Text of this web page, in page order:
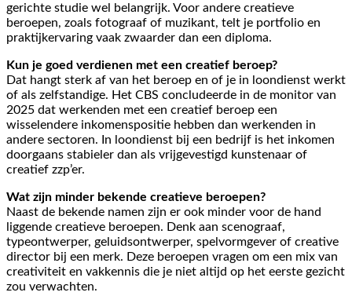
gerichte studie wel belangrijk. Voor andere creatieve
beroepen, zoals fotograaf of muzikant, telt je portfolio en
praktijkervaring vaak zwaarder dan een diploma.
Kun je goed verdienen met een creatief beroep?
Dat hangt sterk af van het beroep en of je in loondienst werkt
of als zelfstandige. Het CBS concludeerde in de monitor van
2025 dat werkenden met een creatief beroep een
wisselendere inkomenspositie hebben dan werkenden in
andere sectoren. In loondienst bij een bedrijf is het inkomen
doorgaans stabieler dan als vrijgevestigd kunstenaar of
creatief zzp’er.
Wat zijn minder bekende creatieve beroepen?
Naast de bekende namen zijn er ook minder voor de hand
liggende creatieve beroepen. Denk aan scenograaf,
typeontwerper, geluidsontwerper, spelvormgever of creative
director bij een merk. Deze beroepen vragen om een mix van
creativiteit en vakkennis die je niet altijd op het eerste gezicht
zou verwachten.